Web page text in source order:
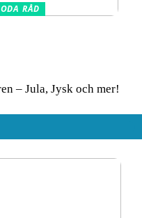
RÅD
– Jula, Jysk och mer!